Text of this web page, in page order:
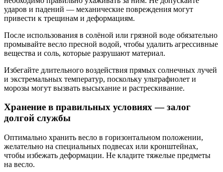
ударов и падений — механические повреждения могут
привести к трещинам и деформациям.
После использования в солёной или грязной воде обязательно
промывайте весло пресной водой, чтобы удалить агрессивные
вещества и соль, которые разрушают материал.
Избегайте длительного воздействия прямых солнечных лучей
и экстремальных температур, поскольку ультрафиолет и
морозы могут вызвать высыхание и растрескивание.
Хранение в правильных условиях — залог
долгой службы
Оптимально хранить весло в горизонтальном положении,
желательно на специальных подвесах или кронштейнах,
чтобы избежать деформации. Не кладите тяжелые предметы
на весло.